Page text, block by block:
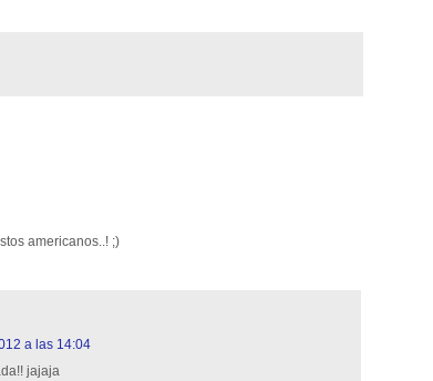
americanos..! ;)
a las 14:04
jajaja